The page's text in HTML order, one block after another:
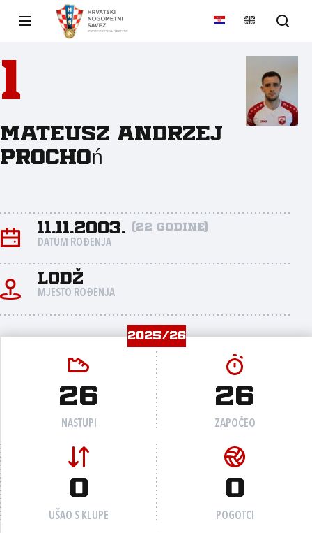
1
Mateusz Andrzej
Prochoń
11.11.2003. (22 godine)
DATUM ROĐENJA
Lodž
MJESTO ROĐENJA
2025/26
26
NASTUPI
26
ZAPOČEO
0
UŠAO S KLUPE
0
POGOTCI